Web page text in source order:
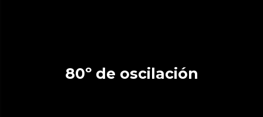
80º de oscilación